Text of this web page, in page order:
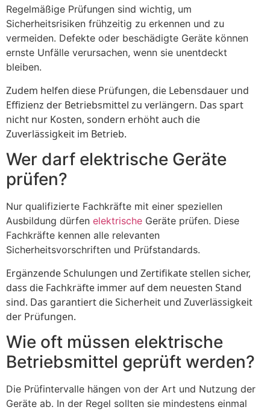
Regelmäßige Prüfungen sind wichtig, um
Sicherheitsrisiken frühzeitig zu erkennen und zu
vermeiden. Defekte oder beschädigte Geräte können
ernste Unfälle verursachen, wenn sie unentdeckt
bleiben.
Zudem helfen diese Prüfungen, die Lebensdauer und
Effizienz der Betriebsmittel zu verlängern. Das spart
nicht nur Kosten, sondern erhöht auch die
Zuverlässigkeit im Betrieb.
Wer darf elektrische Geräte
prüfen?
Nur qualifizierte Fachkräfte mit einer speziellen
Ausbildung dürfen elektrische Geräte prüfen. Diese
Fachkräfte kennen alle relevanten
Sicherheitsvorschriften und Prüfstandards.
Ergänzende Schulungen und Zertifikate stellen sicher,
dass die Fachkräfte immer auf dem neuesten Stand
sind. Das garantiert die Sicherheit und Zuverlässigkeit
der Prüfungen.
Wie oft müssen elektrische
Betriebsmittel geprüft werden?
Die Prüfintervalle hängen von der Art und Nutzung der
Geräte ab. In der Regel sollten sie mindestens einmal